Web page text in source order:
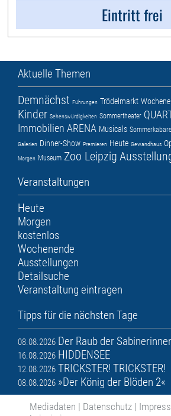
Eintritt frei
Aktuelle Themen
Demnächst Führungen Trödelmarkt
Kinder Sehenswürdigkeiten Sommertheater
Immobilien ARENA Musicals
Galerien Dinner-Show Premieren Heute Gewandhaus
Morgen Museum Zoo Leipzig
Veranstaltungen
Heute
Morgen
kostenlos
Wochenende
Ausstellungen
Detailsuche
Veranstaltung eintragen
Tipps für die nächsten Tage
08.08.2026 Der Raub der
16.08.2026 HIDDENSEE
12.08.2026 TRICKSTER! TRICKSTER!
08.08.2026 »Der König der Blöden 2«
Mediadaten | Datenschutz |